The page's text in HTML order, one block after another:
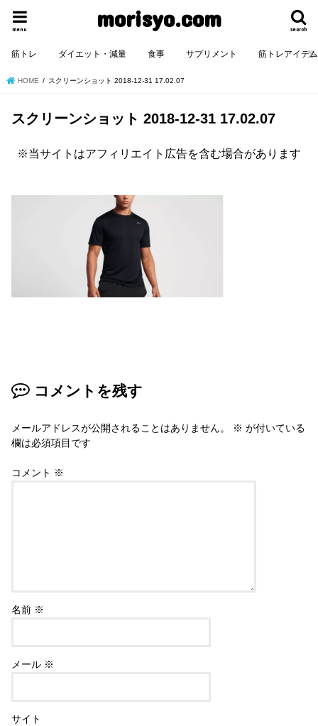
morisyo.com search
menu
筋トレ ダイエット・減量 食事 サプリメント 筋トレアイテム
HOME スクリーンショット 2018-12-31 17.02.07
スクリーンショット 2018-12-31 17.02.07
※当サイトはアフィリエイト広告を含む場合があります
コメントを残す
メールアドレスが公開されることはありません。 ※ が付いている
欄は必須項目です
コメント ※
名前 ※
メール ※
サイト